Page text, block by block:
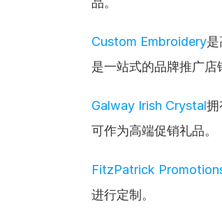
Custom Embroidery
是一站式的品牌推广店
Galway Irish Crystal拥
可作为高端促销礼品。
FitzPatrick
进行定制。